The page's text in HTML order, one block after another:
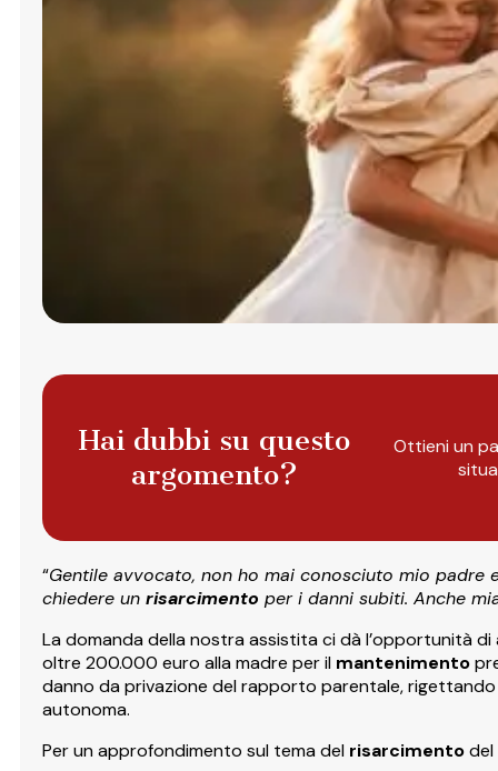
Hai dubbi su questo
argomento?
Ottieni un
“Gentile avvocato, non ho mai conosciuto mio padre
chiedere un risarcimento per i danni subiti. Anche
La domanda della nostra assistita ci dà l’opportunità
oltre 200.000 euro alla madre per il mantenimento
danno da privazione del rapporto parentale,
autonoma.
Per un approfondimento sul tema del risarcimentodel